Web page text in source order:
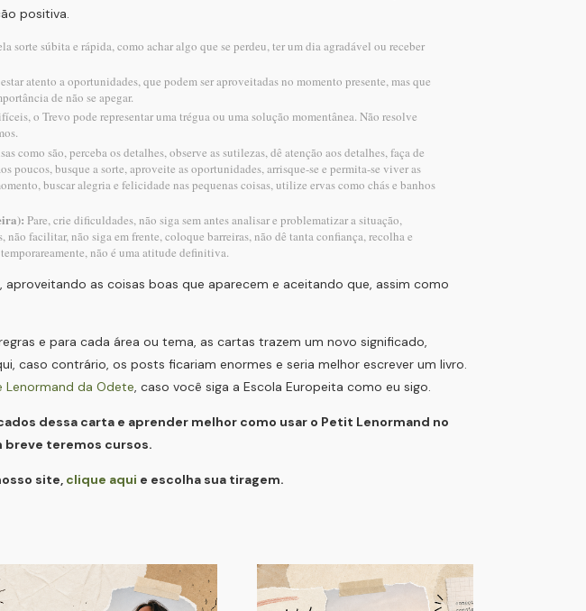
positiva.
sorte súbita e rápida, como achar algo que se perdeu, ter um dia agradável ou receber
atento a oportunidades, que podem ser aproveitadas no momento presente, mas que
de não se apegar.
o Trevo pode representar uma trégua ou uma solução momentânea. Não resolve
como são, perceba os detalhes, observe as sutilezas, dê atenção aos detalhes, faça de
poucos, busque a sorte, aproveite as oportunidades, arrisque-se e permita-se viver as
buscar alegria e felicidade nas pequenas coisas, utilize ervas como chás e banhos
Pare, crie dificuldades, não siga sem antes analisar e problematizar a situação,
facilitar, não siga em frente, coloque barreiras, não dê tanta confiança, recolha e
não é uma atitude definitiva.
as coisas boas que aparecem e aceitando que, assim como
e para cada área ou tema, as cartas trazem um novo significado,
caso contrário, os posts ficariam enormes e seria melhor escrever um livro.
Lenormand da Odete, caso você siga a Escola Europeita como eu sigo.
dessa carta e aprender melhor como usar o Petit Lenormand no
breve teremos cursos.
site, clique aqui e escolha sua tiragem.